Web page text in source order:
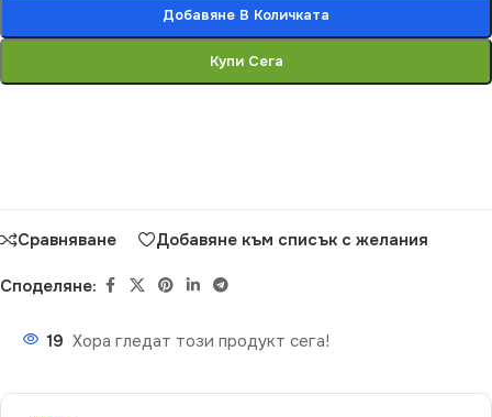
Добавяне В Количката
Купи Сега
Сравняване Добавяне към списък с желания
Споделяне:
19 Хора гледат този продукт сега!